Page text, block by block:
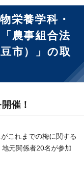
栄養学科・
農事組合法
市）」の取
催！
これまでの梅に関する
元関係者20名が参加